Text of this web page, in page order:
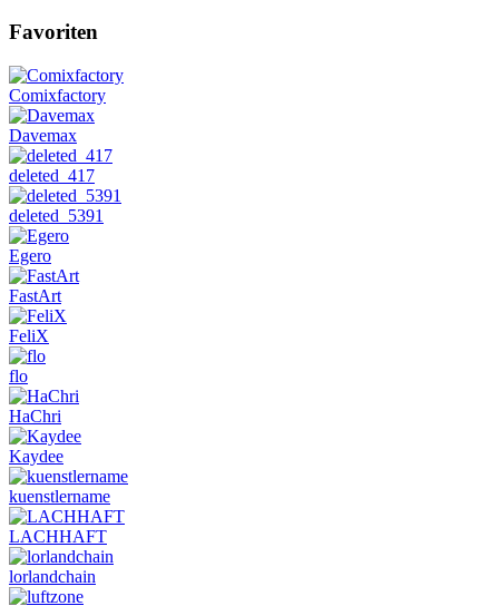
Favoriten
Comixfactory
Davemax
deleted_417
deleted_5391
Egero
FastArt
FeliX
flo
HaChri
Kaydee
kuenstlername
LACHHAFT
lorlandchain